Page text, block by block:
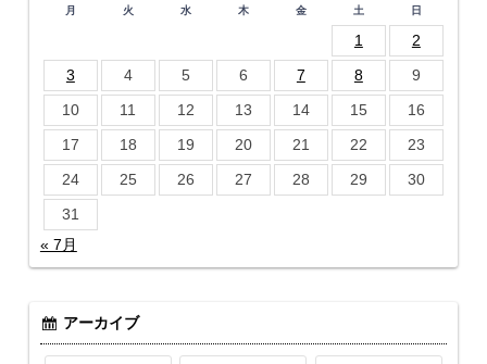
月 火 水 木 金 土 日
1
2
3
4 5 6 7 8
9
10
11 12 13 14 15
16
17
18 19 20 21 22
23
24
25 26 27 28 29
30
31
« 7月
アーカイブ